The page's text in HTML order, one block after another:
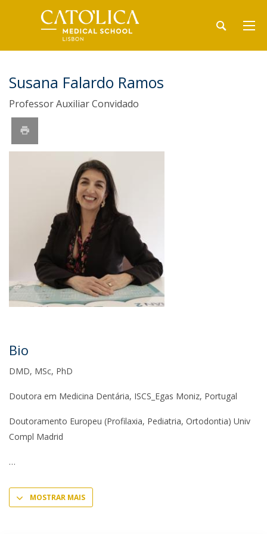
Susana Falardo Ramos
Professor Auxiliar Convidado
Bio
DMD, MSc, PhD
Doutora em Medicina Dentária, ISCS_Egas Moniz, Portugal
Doutoramento Europeu (Profilaxia, Pediatria, Ortodontia) Univ
Compl Madrid
MOSTRAR MAIS